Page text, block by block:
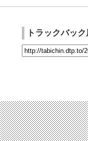
トラックバッ